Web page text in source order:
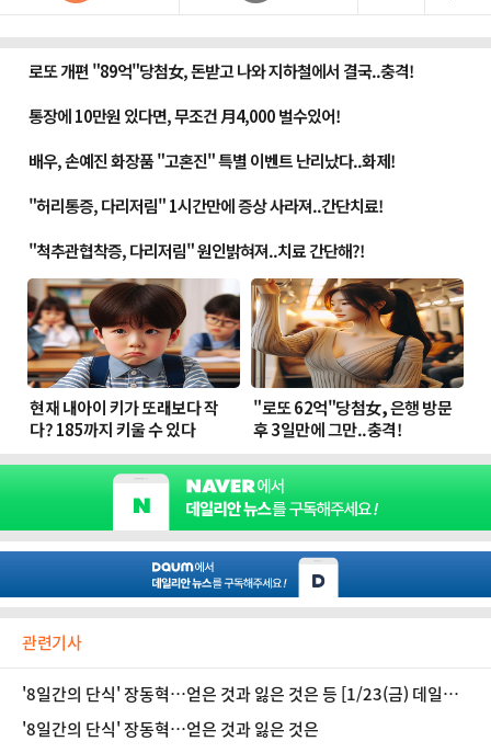
관련기사
'8일간의 단식' 장동혁…얻은 것과 잃은 것은 등 [1/23(금) 데일리
안 출근길 뉴스]
'8일간의 단식' 장동혁…얻은 것과 잃은 것은